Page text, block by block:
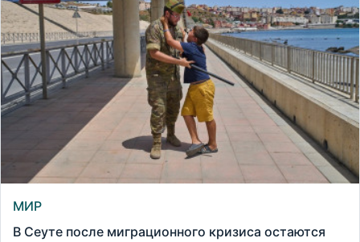
МИР
В Сеуте после миграционного кризиса остаются